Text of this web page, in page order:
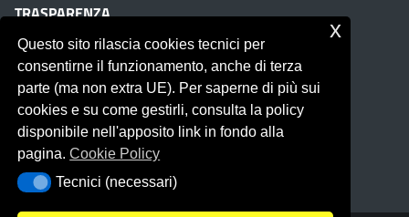
TRASPARENZA
Albo on line
Amministrazione Trasparente
Pubblici proclami
PTPCT per le Istituzioni scolastiche della Sicilia
Whistleblowing
Obiettivi di Accessibilità
Questo sito rilascia cookies tecnici per
consentirne il funzionamento, anche di terza
parte (ma non extra UE). Per saperne di più sui
cookies e su come gestirli, consulta la policy
disponibile nell'apposito link in fondo alla
pagina.Cookie Policy
Tecnici (necessari)
Tecnici (necessari)
x